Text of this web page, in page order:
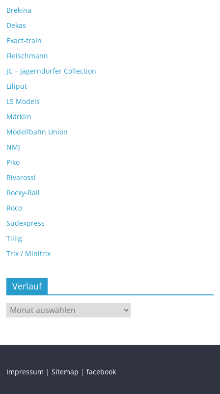
Brekina
Dekas
Exact-train
Fleischmann
JC – Jägerndorfer Collection
Liliput
LS Models
Märklin
Modellbahn Union
NMJ
Piko
Rivarossi
Rocky-Rail
Roco
Sudexpress
Tillig
Trix / Minitrix
Verlauf
Impressum |Sitemap |facebook